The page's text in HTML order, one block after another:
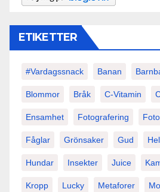
ETIKETTER
#vardagssnack Banan
Blommor Bråk C-Vitamin
Ensamhet Fotografering
Fåglar Grönsaker Gud
Hundar Insekter Juice
Kropp Lucky Metaforer